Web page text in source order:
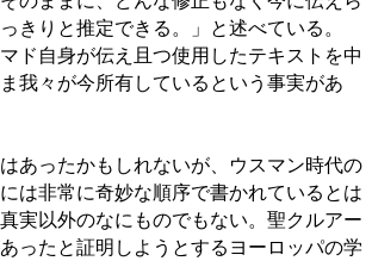
きりと推定できる。」と述べている。
ド自身が伝え且つ使用したテキストを中
我々が今所有しているという事実があ
あったかもしれないが、ウスマン時代の
は非常に奇妙な順序で書かれているとは
実以外のなにものでもない。聖クルアー
ったと証明しようとするヨーロッパの学